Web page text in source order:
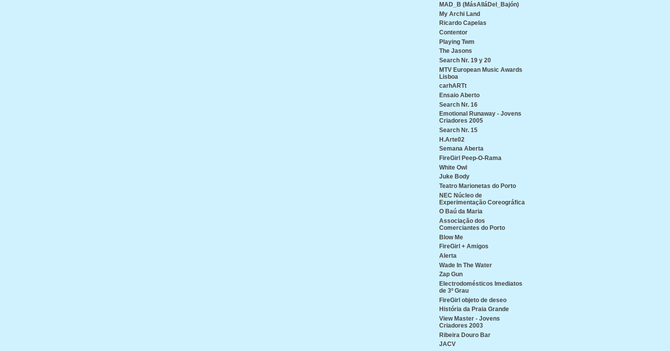
MAD_B (MásAlláDel_Bajón)
My Archi Land
Ricardo Capelas
Contentor
Playing Twm
The Jasons
Search Nr. 19 y 20
MTV European Music Awards
Lisboa
carhARTt
Ensaio Aberto
Search Nr. 16
Emotional Runaway - Jovens
Criadores 2005
Search Nr. 15
H.Arte02
Semana Aberta
FireGirl Peep-O-Rama
White Owl
Juke Body
Teatro Marionetas do Porto
NEC Núcleo de
Experimentação Coreográfica
O Baú da Maria
Associação dos
Comerciantes do Porto
Blow Me
FireGirl + Amigos
Alerta
Wade In The Water
Zap Gun
Electrodomésticos Imediatos
de 3º Grau
FireGirl objeto de deseo
História da Praia Grande
View Master - Jovens
Criadores 2003
Ribeira Douro Bar
JACV